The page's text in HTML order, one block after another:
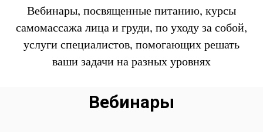
Вебинары, посвященные питанию, курсы
самомассажа лица и груди, по уходу за собой,
услуги специалистов, помогающих решать
ваши задачи на разных уровнях
Вебинары